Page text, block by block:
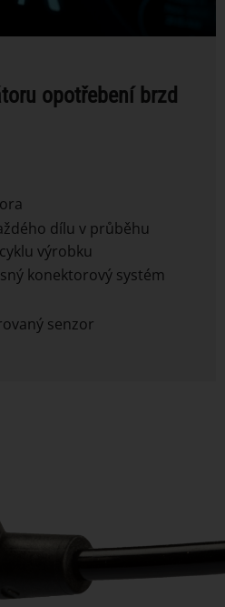
opotřebení brzd
dílu v průběhu
výrobku
konektorový systém
senzor